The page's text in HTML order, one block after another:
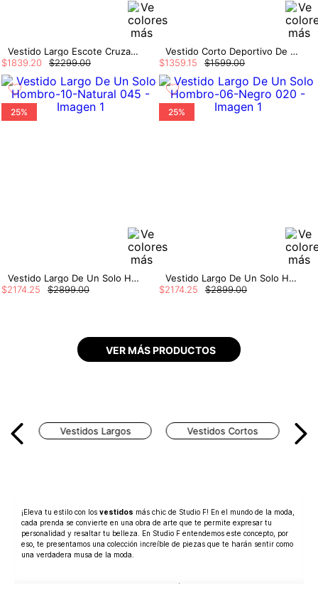
Vestido Largo Escote Cruzado
$2299.00
$1839 20
Vestido Corto Deportivo De Manga Larga
$1599.00
$135915
25%
Vestido Largo De Un Solo Hombro
$2899.00
$2174 25
25%
Vestido Largo De Un Solo Hombro
$2899.00
$2174 25
Vestidos Largos Vestidos Cortos
¡Eleva tu estilo con los vestidos más chic de Studio F! En el mundo de la moda,
cada prenda se convierte en una obra de arte que te permite expresar tu
personalidad y resaltar tu belleza. En Studio F entendemos este concepto, por
eso, te presentamos una colección increíble de piezas que te harán sentir como
una verdadera musa de la moda.
son mucho más que una prenda de vestir, son